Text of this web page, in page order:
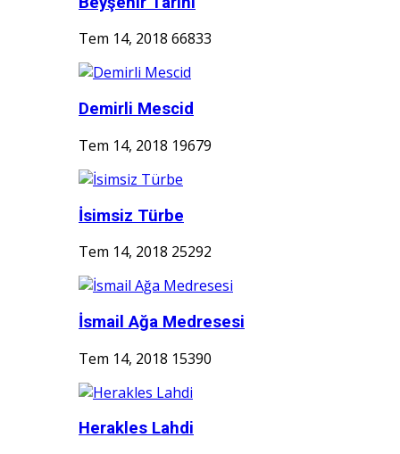
Tem 14, 2018 66833
Demirli Mescid
Tem 14, 2018 19679
İsimsiz Türbe
Tem 14, 2018 25292
İsmail Ağa Medresesi
Tem 14, 2018 15390
Herakles Lahdi